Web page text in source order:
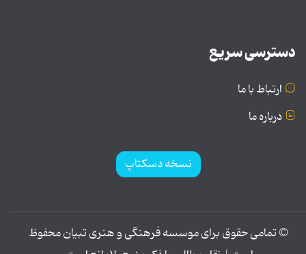
دسترسی سریع
ارتباط با ما
درباره ما
نسخه دسکتاپ
© تمامی حقوق برای موسسه فرهنگی و هنری تبیان محفوظ